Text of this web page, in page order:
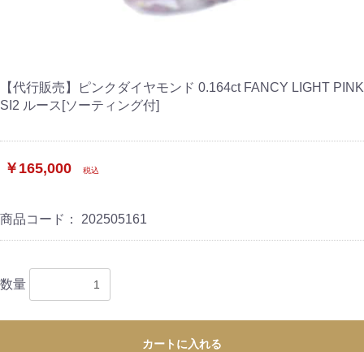
【代行販売】ピンクダイヤモンド 0.164ct FANCY LIGHT PINK
SI2 ルース[ソーティング付]
￥165,000 税込
商品コード： 202505161
数量
カートに入れる